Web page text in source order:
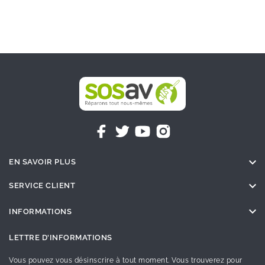
EN SAVOIR PLUS 
SERVICE CLIENT 
INFORMATIONS 
LETTRE D'INFORMATIONS
Vous pouvez vous désinscrire à tout moment. Vous trouverez pour